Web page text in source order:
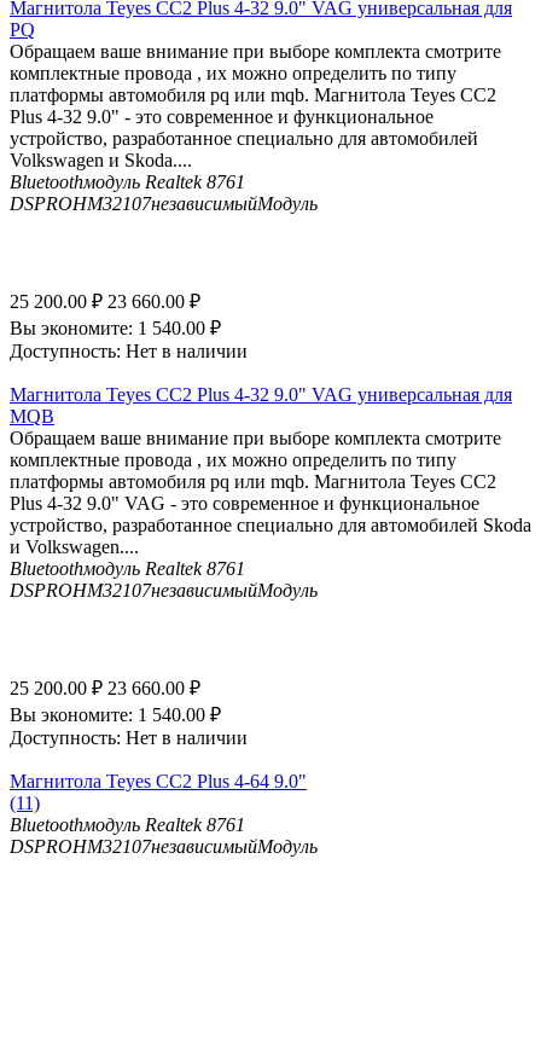
Магнитола Teyes CC2 Plus 4-32 9.0" VAG универсальная для
PQ
Обращаем ваше внимание при выборе комплекта смотрите
комплектные провода , их можно определить по типу
платформы автомобиля pq или mqb. Магнитола Teyes CC2
Plus 4-32 9.0" - это современное и функциональное
устройство, разработанное специально для автомобилей
Volkswagen и Skoda....
Bluetoothмодуль Realtek 8761
DSPROHM32107независимыйМодуль
25 200.00 ₽ 23 660.00 ₽
Вы экономите: 1 540.00 ₽
Доступность: Нет в наличии
Магнитола Teyes CC2 Plus 4-32 9.0" VAG универсальная для
MQB
Обращаем ваше внимание при выборе комплекта смотрите
комплектные провода , их можно определить по типу
платформы автомобиля pq или mqb. Магнитола Teyes CC2
Plus 4-32 9.0" VAG - это современное и функциональное
устройство, разработанное специально для автомобилей Skoda
и Volkswagen....
Bluetoothмодуль Realtek 8761
DSPROHM32107независимыйМодуль
25 200.00 ₽ 23 660.00 ₽
Вы экономите: 1 540.00 ₽
Доступность: Нет в наличии
Магнитола Teyes CC2 Plus 4-64 9.0"
(11)
Bluetoothмодуль Realtek 8761
DSPROHM32107независимыйМодуль